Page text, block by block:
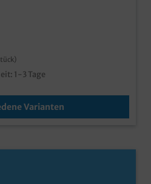
1-3 Tage
Varianten